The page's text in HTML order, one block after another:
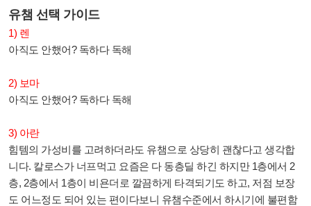
유챔 선택 가이드
1) 렌
아직도 안했어? 독하다 독해
2) 보마
아직도 안했어? 독하다 독해
3) 아란
힘템의 가성비를 고려하더라도 유챔으로 상당히 괜찮다고 생각합
니다. 칼로스가 너프먹고 요즘은 다 동층딜 하긴 하지만 1층에서 2
층, 2층에서 1층이 비욘더로 깔끔하게 타격되기도 하고, 저점 보장
도 어느정도 되어 있는 편이다보니 유챔수준에서 하시기에 불편함